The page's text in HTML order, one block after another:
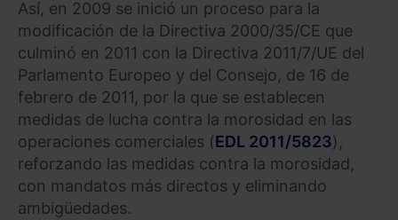
Así, en 2009 se inició un proceso para la
modificación de la Directiva 2000/35/CE que
culminó en 2011 con la Directiva 2011/7/UE del
Parlamento Europeo y del Consejo, de 16 de
febrero de 2011, por la que se establecen
medidas de lucha contra la morosidad en las
operaciones comerciales (EDL 2011/5823),
reforzando las medidas contra la morosidad,
con mandatos más directos y eliminando
ambigüedades.